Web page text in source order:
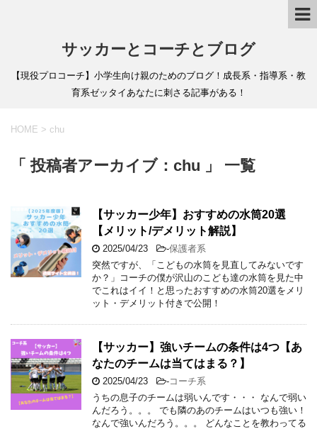
サッカーとコーチとブログ
【現役プロコーチ】小学生向け親のためのブログ！成長系・指導系・教
育系ゼッタイあなたに刺さる記事がある！
HOME > chu
「 投稿者アーカイブ：chu 」 一覧
【サッカー少年】おすすめの水筒20選
【メリット/デメリット解説】
2025/04/23 -保護者系
突然ですが、「こどもの水筒を見直してみないです
か？」コーチの僕が沢山のこども達の水筒を見た中
でこれはイイ！と思ったおすすめの水筒20選をメリ
ット・デメリット付きで公開！
【サッカー】強いチームの条件は4つ【あ
なたのチームは当てはまる？】
2025/04/23 -コーチ系
うちの息子のチームは弱いんです・・・ なんで弱い
んだろう。。。 でも隣のあのチームはいつも強い！
なんで強いんだろう。。。 どんなことを教わってる